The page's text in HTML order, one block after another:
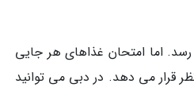
اما امتحان غذاهای هر جایی
قرار می دهد. در دبی می توانید